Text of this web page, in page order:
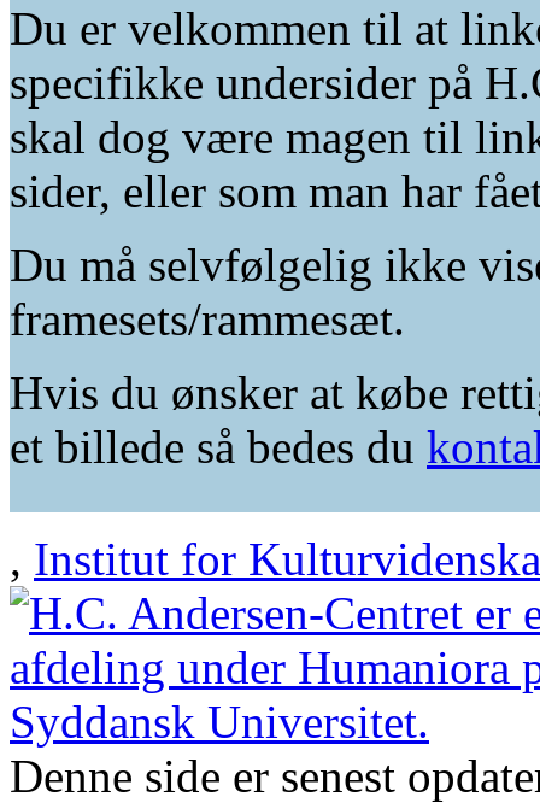
Du er velkommen til at
specifikke undersider på
skal dog være magen til
sider, eller som man har
Du må selvfølgelig ikke
framesets/rammesæt.
Hvis du ønsker at købe
et billede så bedes du
, Institut for
Denne side er senest